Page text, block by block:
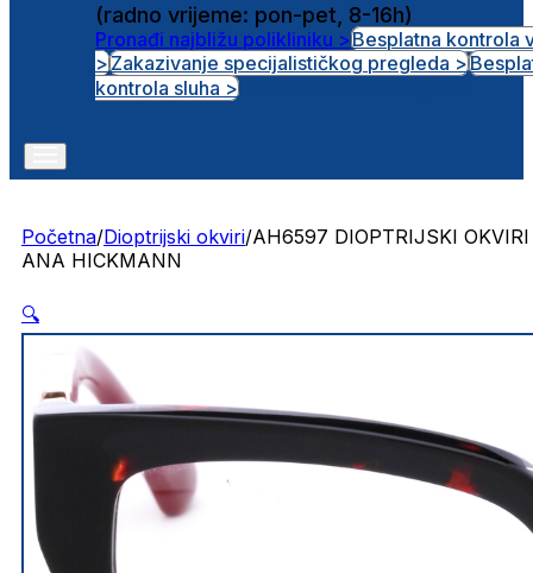
(radno vrijeme: pon-pet, 8-16h)
Pronađi najbližu polikliniku >Besplatna kontrola
>Zakazivanje specijalističkog pregleda >
kontrola sluha >
Početna/Dioptrijski okviri/AH6597 DIOPTRIJSKI OKVIRI
ANA HICKMANN
🔍